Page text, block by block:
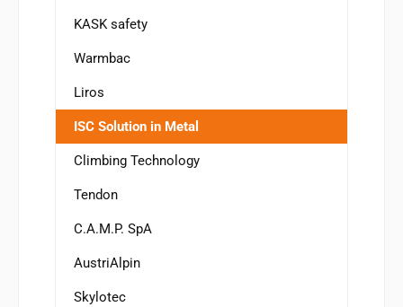
KASK safety
Warmbac
Liros
ISC Solution in Metal
Climbing Technology
Tendon
C.A.M.P. SpA
AustriAlpin
Skylotec